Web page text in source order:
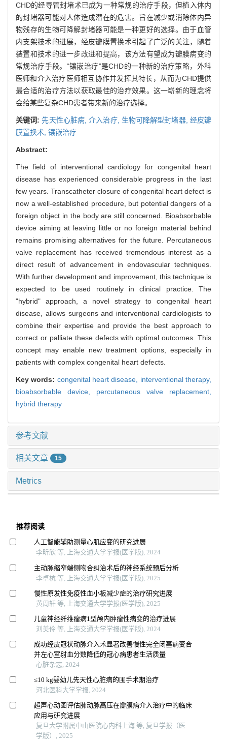
CHD的经导管封堵术已成为一种常规的治疗手段，但植入体内
的封堵器可能对人体造成潜在的危害。旨在减少或消除体内异
物残存的生物可降解封堵器可能是一种更好的选择。由于血管
内支架技术的进展，经皮瓣膜置换术引起了广泛的关注，随着
装置和技术的进一步改进和提高，该方法有望成为瓣膜病变的
常规治疗手段。“镶嵌治疗”是CHD的一种新的治疗策略，外科
医师和介入治疗医师相互协作并发挥其特长，从而为CHD提供
最合适的治疗方法以获取最佳的治疗效果。这一崭新的理念将
会给某些复杂CHD患者带来新的治疗选择。
关键词:先天性心脏病,介入治疗, 生物可降解型封堵器, 经皮瓣
膜置换术, 镶嵌治疗
Abstract:
The field of interventional cardiology for congenital heart
disease has experienced considerable progress in the last
few years. Transcatheter closure of congenital heart defect is
now a well-established procedure, but potential dangers of a
foreign object in the body are still concerned. Bioabsorbable
device aiming at leaving little or no foreign material behind
remains promising alternatives for the future. Percutaneous
valve replacement has received tremendous interest as a
direct result of advancement in endovascular techniques.
With further development and improvement, this technique is
expected to be used routinely in clinical practice. The
"hybrid" approach, a novel strategy to congenital heart
disease, allows surgeons and interventional cardiologists to
combine their expertise and provide the best approach to
correct or palliate these defects with optimal outcomes. This
concept may enable new treatment options, especially in
patients with complex congenital heart defects.
Key words: congenital heart disease, interventional therapy,
bioabsorbable device, percutaneous valve replacement,
hybrid therapy
参考文献
相关文章 15
Metrics
推荐阅读
人工智能辅助测量心肌应变的研究进展
李昕欣 等, 上海交通大学学报(医学版), 2024
主动脉缩窄端侧吻合纠治术后的神经系统预后分析
李卓杭 等, 上海交通大学学报(医学版), 2025
慢性原发性免疫性血小板减少症的治疗研究进展
黄周轩 等, 上海交通大学学报(医学版), 2025
儿童神经纤维瘤病1型颅内肿瘤性病变的治疗进展
刘美伶 等, 上海交通大学学报(医学版), 2024
成功经皮冠状动脉介入术显著改善慢性完全闭塞病变合
并左心室射血分数降低的冠心病患者生活质量
心脏杂志, 2024
≤10 kg婴幼儿先天性心脏病的围手术期治疗
河北医科大学学报, 2024
超声心动图评估肺动脉高压在瓣膜病介入治疗中的临床
应用与研究进展
复旦大学附属中山医院心内科上海 等, 复旦学报（医
学版）, 2025